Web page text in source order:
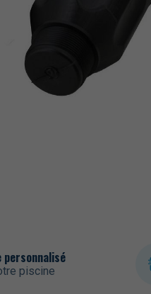
personnalisé
piscine